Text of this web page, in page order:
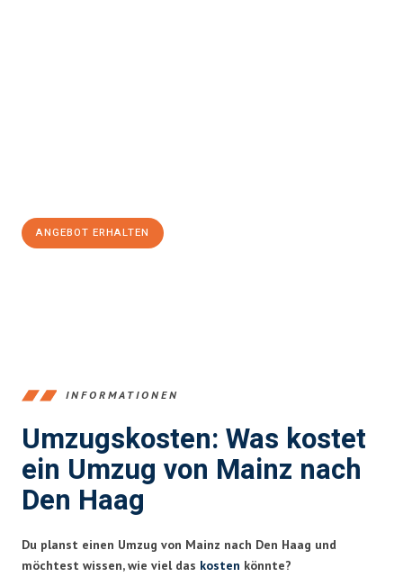
ANGEBOT ERHALTEN
INFORMATIONEN
Umzugskosten: Was kostet
ein Umzug von Mainz nach
Den Haag
Du planst einen Umzug von Mainz nach Den Haag und
möchtest wissen, wie viel das kosten könnte?